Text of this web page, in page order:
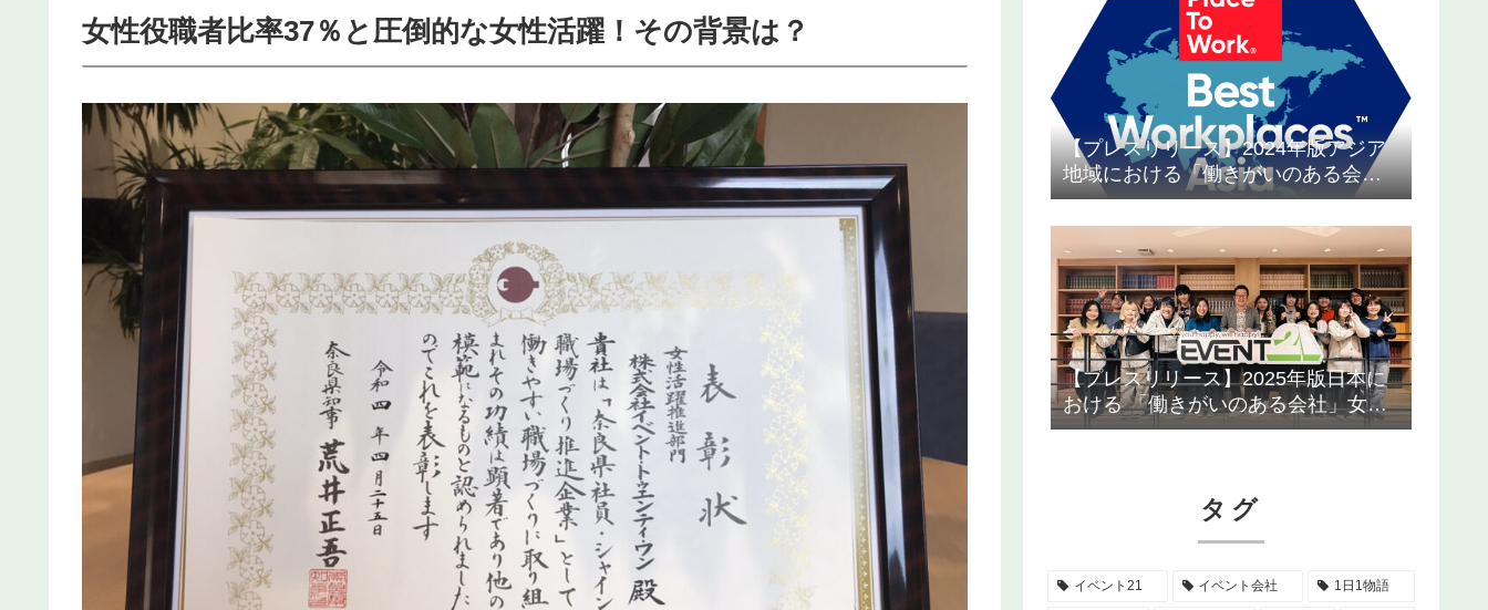
女性役職者比率37％と圧倒的な女性活躍！その背景は？
【プレスリリース】2024年版アジア
地域における「働きがいのある会
社」ランキングにイベント21初選出
【プレスリリース】2025年版日本に
おける 「働きがいのある会社」女性
ランキングでイベント21が全国2位を
タグ
イベント21 イベント会社 1日1物語